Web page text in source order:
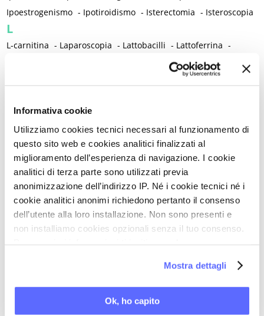
Informativa cookie
Utilizziamo cookies tecnici necessari al funzionamento di
questo sito web e cookies analitici finalizzati al
miglioramento dell’esperienza di navigazione. I cookie
analitici di terza parte sono utilizzati previa
anonimizzazione dell’indirizzo IP. Né i cookie tecnici né i
cookie analitici anonimi richiedono pertanto il consenso
dell’utente alla loro installazione. Non sono presenti e
non installiamo cookies opzionali senza il tuo consenso.
Mostra dettagli
Ok, ho capito
Ipoestrogenismo - Ipotiroidismo - Isterectomia - Isteroscopia
L
L-carnitina - Laparoscopia - Lattobacilli - Lattoferrina -
Lesioni intraepiteliali squamose di alto grado della vulva
Linee guida cliniche -
Lockdown -Long Covid -Lubrificazione vaginale -
Lupus eritematoso sistemico -Luteolina -Lutto
M
Magnesio - Mal di schiena - Malattia infiammatoria cronica
Malattie allergiche - Malattie autoimmuni -
Malattie immunomediate -Malattie infiammatorie intestinali
-Malattie metaboliche -Malattie neurologiche -
Malattie reumatiche -
Mastociti